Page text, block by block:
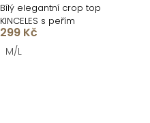
Bílý elegantní crop top
KINCELES s peřím
299 Kč
M/L